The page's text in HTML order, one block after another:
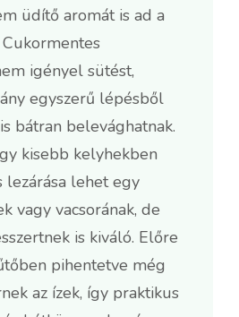
üdítő aromát is ad a
igényel sütést,
egyszerű lépésből
bátran belevághatnak.
kisebb kelyhekben
lezárása lehet egy
vagy vacsorának, de
is kiváló. Előre
pihentetve még
az ízek, így praktikus